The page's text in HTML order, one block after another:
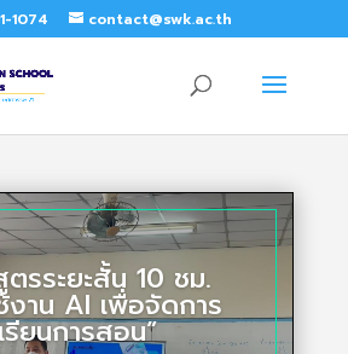
1074 contact@swk.ac.th
รระยะสั้น 10 ชม.
งาน AI เพื่อจัดการ
รียนการสอน”